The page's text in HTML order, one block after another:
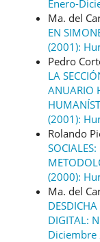
Enero-
Ma. del
EN
(2001):
Pedro
LA
ANUARIO
(2001):
Rolando
(2000):
Ma. del
DIGITAL:
Diciembre